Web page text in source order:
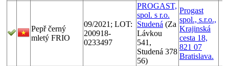
Pepř černý
mletý FRIO
09/2021; LOT:
200918-
0233497
PROGAST,
spol. s r.o.
Studená (Za
Lávkou
541,
Studená 378
56)
Progast
spol., s.r.o.,
Krajinská
cesta 18,
821 07
Bratislava.